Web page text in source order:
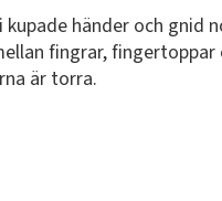
kupade händer och gnid
fingrar, fingertoppar
är torra.